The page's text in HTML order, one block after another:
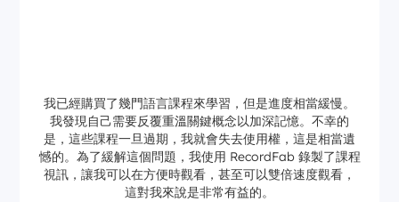
我已經購買了幾門語言課程來學習，但是進度相當緩慢。
我發現自己需要反覆重溫關鍵概念以加深記憶。不幸的
是，這些課程一旦過期，我就會失去使用權，這是相當遺
憾的。為了緩解這個問題，我使用 RecordFab 錄製了課程
視訊，讓我可以在方便時觀看，甚至可以雙倍速度觀看，
這對我來說是非常有益的。